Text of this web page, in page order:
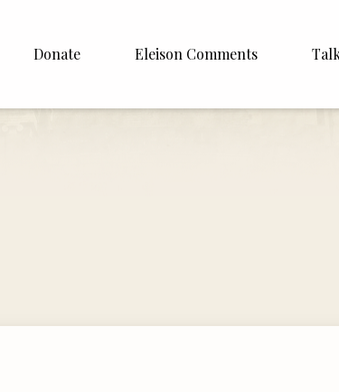
Donate Eleison Comments
Italiano Rector